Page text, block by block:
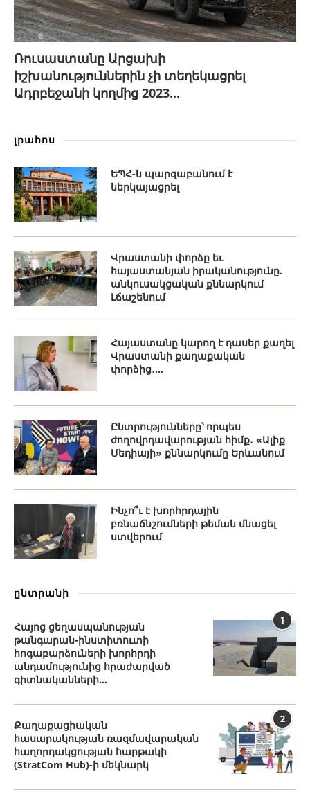
Ռուսաստանը Արցախի
իշխանություններին չի տեղեկացրել
Ադրբեջանի կողմից 2023...
լրահոս
ԵՊՀ-ն պարզաբանում է
ներկայացրել
Վրաստանի փորձը եւ
հայաստանյան իրականությունը.
անկուսակցական քննարկում
Լճաշենում
Հայաստանը կարող է դասեր քաղել
Վրաստանի քաղաքական
փորձից․...
Ընտրությունները՝ որպես
ժողովրդավարության հիմք․ «Ալիք
Մեդիայի» քննարկումը Երևանում
Ինչո՞ւ է խորհրդային
բռնաճնշումների թեման մնացել
ստվերում
ընտրանի
1
Հայոց ցեղասպանության
թանգարան-ինստիտուտի
հոգաբարձուների խորհրդի
անդամությունից հրաժարված
գիտնականների...
2
Քաղաքացիական
հասարակության ռազմավարական
հաղորդակցության հարթակի
(StratCom Hub)-ի մեկնարկ